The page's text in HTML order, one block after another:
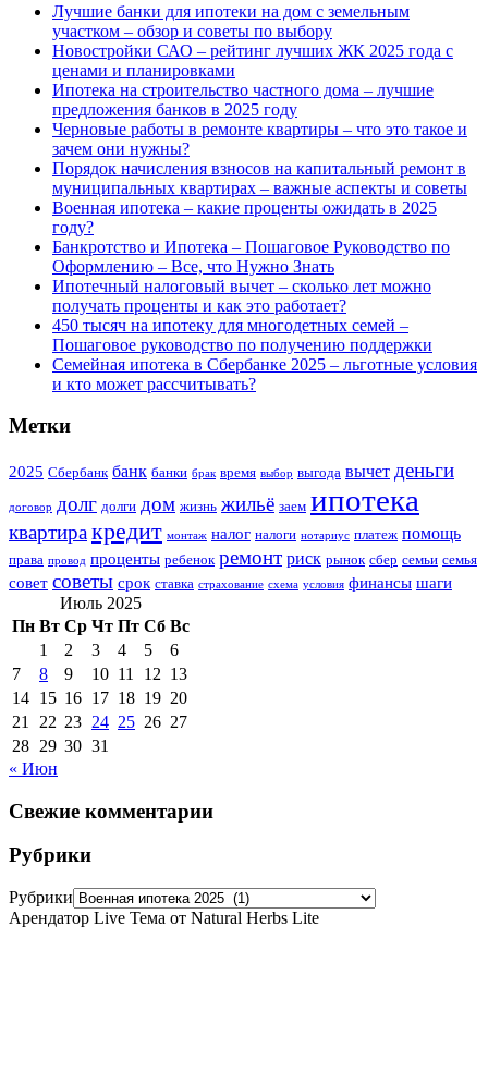
Лучшие банки для ипотеки на дом с земельным
участком – обзор и советы по выбору
Новостройки САО – рейтинг лучших ЖК 2025 года с
ценами и планировками
Ипотека на строительство частного дома – лучшие
предложения банков в 2025 году
Черновые работы в ремонте квартиры – что это такое и
зачем они нужны?
Порядок начисления взносов на капитальный ремонт в
муниципальных квартирах – важные аспекты и советы
Военная ипотека – какие проценты ожидать в 2025
году?
Банкротство и Ипотека – Пошаговое Руководство по
Оформлению – Все, что Нужно Знать
Ипотечный налоговый вычет – сколько лет можно
получать проценты и как это работает?
450 тысяч на ипотеку для многодетных семей –
Пошаговое руководство по получению поддержки
Семейная ипотека в Сбербанке 2025 – льготные условия
и кто может рассчитывать?
Метки
2025 Сбербанк банк банки брак время выбор выгода вычет деньги
договор долг долги дом жизнь жильё заем ипотека
квартиракредит монтаж налог налоги нотариус платеж помощь
права провод проценты ребенок ремонт риск рынок сбер семьи семья
совет советы срок ставка страхование схема условия финансы шаги
Июль 2025
Пн Вт Ср Чт Пт Сб Вс
1
2 3 4 5
6
7
8 9 10 11 12 13
14 15 16 17 18 19 20
21
22 23 24 25 26 27
28 29 30 31
« Июн
Свежие комментарии
Рубрики
Рубрики
Арендатор Live Тема от Natural Herbs Lite